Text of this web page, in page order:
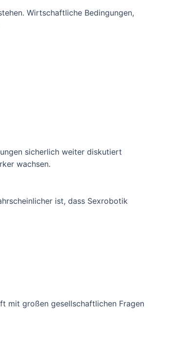
Wirtschaftliche Bedingungen,
sicherlich weiter diskutiert
wachsen.
ist, dass Sexrobotik
mit großen gesellschaftlichen Fragen